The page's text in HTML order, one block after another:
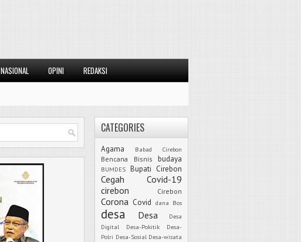
NASIONAL OPINI REDAKSI
CATEGORIES
Agama Babad Cirebon
Bencana Bisnis budaya
BUMDES Bupati Cirebon
Cegah Covid-19
cirebon
Cirebon
Corona Covid dana Bos
desa Desa
Desa
Digital
Desa-Pokitik
Desa-
Polri Desa-Sosial Desa-wisata